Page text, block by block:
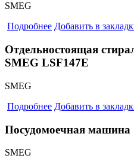
SMEG
Подробнее Добавить в
Отдельностоящая
SMEG LSF147E
SMEG
Подробнее Добавить в
Посудомоечная машина
SMEG